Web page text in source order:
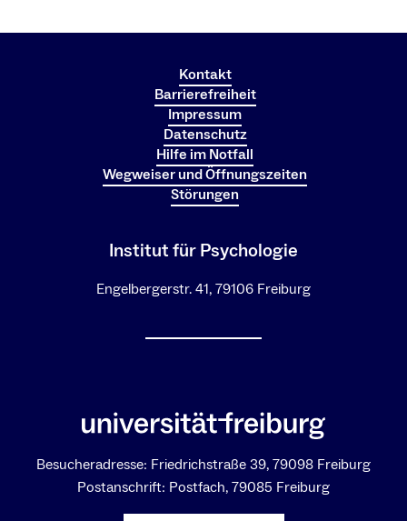
Kontakt
Barrierefreiheit
Impressum
Datenschutz
Hilfe im Notfall
Wegweiser und Öffnungszeiten
Störungen
Institut für Psychologie
Engelbergerstr. 41, 79106 Freiburg
Besucheradresse: Friedrichstraße 39, 79098 Freiburg
Postanschrift: Postfach, 79085 Freiburg